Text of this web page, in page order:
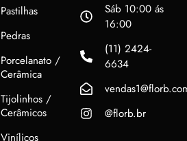
Pastilhas
Pedras
Porcelanato /
Cerâmica
Tijolinhos /
Cerâmicos
Vinílicos
Sáb 10:00 ás
16:00
(11) 2424-
6634
@florb.br